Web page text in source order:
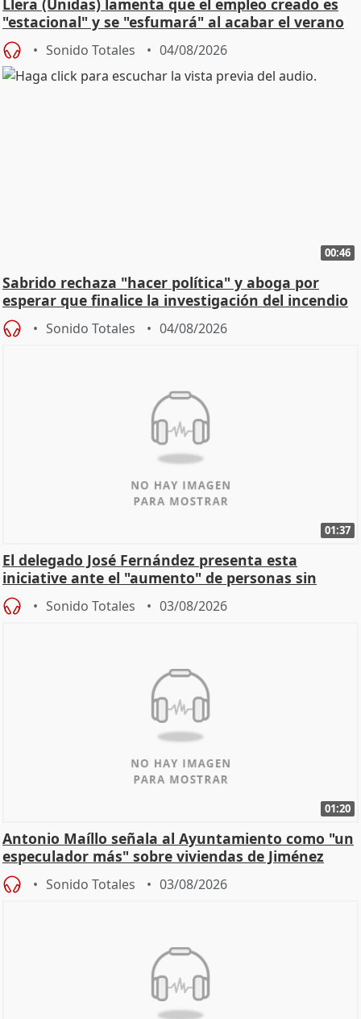
Llera (Unidas) lamenta que el empleo creado es
"estacional" y se "esfumará" al acabar el verano
Sonido Totales 04/08/2026
00:46
Sabrido rechaza "hacer política" y aboga por
esperar que finalice la investigación del incendio
Sonido Totales 04/08/2026
01:37
El delegado José Fernández presenta esta
iniciative ante el "aumento" de personas sin
hogar en Madri
Sonido Totales 03/08/2026
01:20
Antonio Maíllo señala al Ayuntamiento como "un
especulador más" sobre viviendas de Jiménez
Becerril
Sonido Totales 03/08/2026